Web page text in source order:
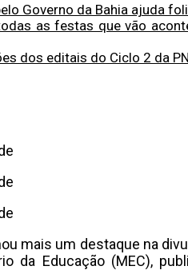
Governo da Bahia ajuda
as festas que vão
dos editais do Ciclo 2 da
mais um destaque na
da Educação (MEC),